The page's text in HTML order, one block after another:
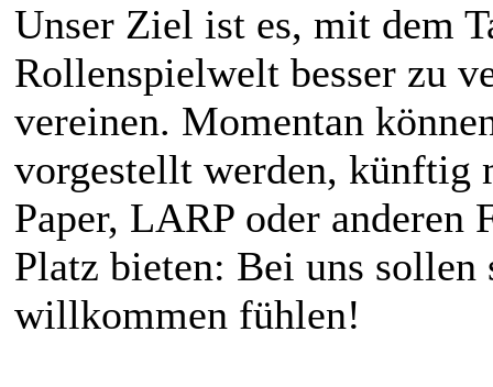
Unser Ziel ist es, mit dem
Rollenspielwelt besser zu
vereinen. Momentan
vorgestellt werden, künftig
Paper, LARP oder anderen
Platz bieten: Bei uns
willkommen fühlen!